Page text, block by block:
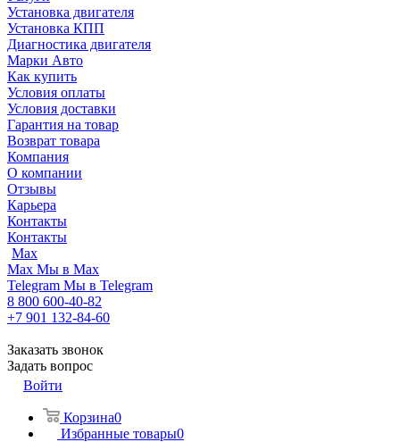
Установка двигателя
Установка КПП
Диагностика двигателя
Марки Авто
Как купить
Условия оплаты
Условия доставки
Гарантия на товар
Возврат товара
Компания
О компании
Отзывы
Карьера
Контакты
Контакты
Max
Max Мы в Max
Telegram Мы в Telegram
8 800 600-40-82
+7 901 132-84-60
Заказать звонок
Задать вопрос
Войти
Корзина0
Избранные товары0